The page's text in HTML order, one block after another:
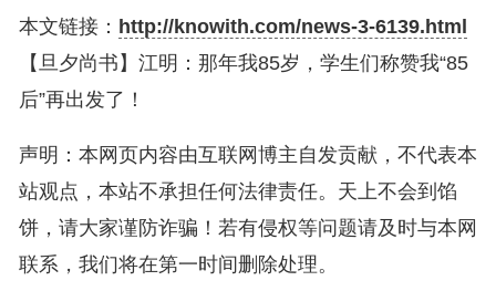
迪、张希、唐本忠和本校的赵东元、彭慧胜等十多位
院士，以及一众老中青学人都在平台上撰文发声，写
前辈、写导师、写朋友、写自己，构成了几代科学人
的多彩人生画卷。
江明出生于1938年，1949年上中学，1955年考
入复旦大学化学系，1958年提前毕业，跟随于同隐
本文链接： http://knowith.com/news-3-6139.html
【旦夕尚书】江明：那年我85岁，学生们称赞我“85
后”再出发了！
声明：本网页内容由互联网博主自发贡献，不代表本
站观点，本站不承担任何法律责任。天上不会到馅
饼，请大家谨防诈骗！若有侵权等问题请及时与本网
联系，我们将在第一时间删除处理。